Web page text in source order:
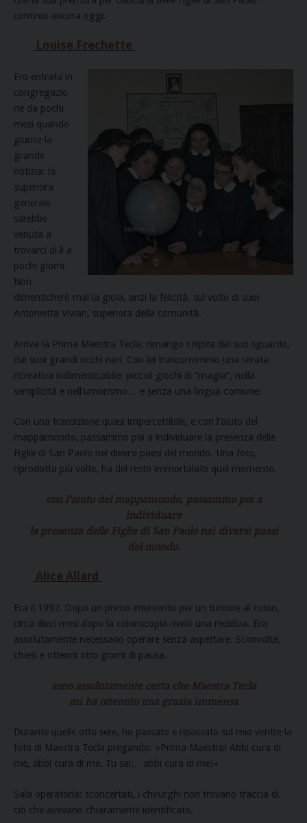
continui ancora oggi.
Louise Frechette
Ero entrata in
congregazio
ne da pochi
mesi quando
giunse la
grande
notizia: la
superiora
generale
sarebbe
venuta a
trovarci di lì a
pochi giorni.
Non
dimenticherò mai la gioia, anzi la felicità, sul volto di suor
Antonietta Vivian, superiora della comunità.
Arriva la Prima Maestra Tecla: rimango colpita dal suo sguardo,
dai suoi grandi occhi neri. Con lei trascorremmo una serata
ricreativa indimenticabile: piccoli giochi di “magia”, nella
semplicità e nell’umorismo… e senza una lingua comune!
Con una transizione quasi impercettibile, e con l’aiuto del
mappamondo, passammo poi a individuare la presenza delle
Figlie di San Paolo nei diversi paesi del mondo. Una foto,
riprodotta più volte, ha del resto immortalato quel momento.
con l’aiuto del mappamondo, passammo poi a
individuare
la presenza delle Figlie di San Paolo nei diversi paesi
del mondo.
Alice Allard
Era il 1992. Dopo un primo intervento per un tumore al colon,
circa dieci mesi dopo la colonscopia rivelò una recidiva. Era
assolutamente necessario operare senza aspettare. Sconvolta,
chiesi e ottenni otto giorni di pausa.
sono assolutamente certa che Maestra Tecla
mi ha ottenuto una grazia immensa
Durante quelle otto sere, ho passato e ripassato sul mio ventre la
foto di Maestra Tecla pregando: «Prima Maestra! Abbi cura di
me, abbi cura di me. Tu sai… abbi cura di me!»
Sala operatoria: sconcertati, i chirurghi non trovano traccia di
ciò che avevano chiaramente identificato.